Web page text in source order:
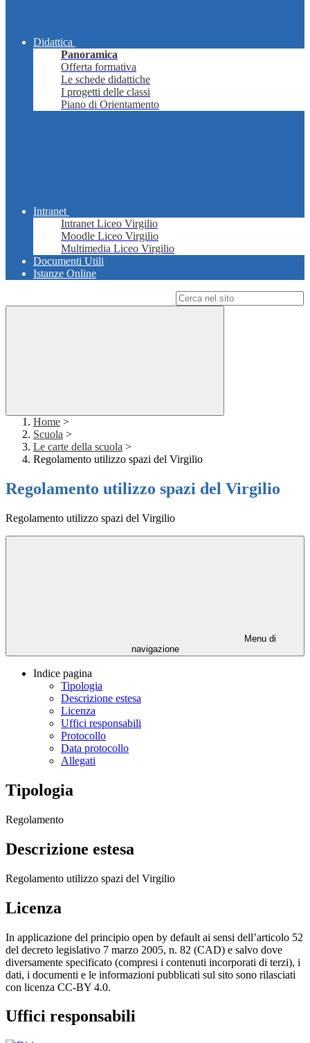
Didattica
Panoramica
Offerta formativa
Le schede didattiche
I progetti delle classi
Piano di Orientamento
Intranet
Intranet Liceo Virgilio
Moodle Liceo Virgilio
Multimedia Liceo Virgilio
Documenti Utili
Istanze Online
Home >
Scuola >
Le carte della scuola >
Regolamento utilizzo spazi del Virgilio
Regolamento utilizzo spazi del Virgilio
Regolamento utilizzo spazi del Virgilio
Menu di
navigazione
Indice pagina
Tipologia
Descrizione estesa
Licenza
Uffici responsabili
Protocollo
Data protocollo
Allegati
Tipologia
Regolamento
Descrizione estesa
Regolamento utilizzo spazi del Virgilio
Licenza
In applicazione del principio open by default ai sensi dell’articolo 52
del decreto legislativo 7 marzo 2005, n. 82 (CAD) e salvo dove
diversamente specificato (compresi i contenuti incorporati di terzi), i
dati, i documenti e le informazioni pubblicati sul sito sono rilasciati
con licenza CC-BY 4.0.
Uffici responsabili